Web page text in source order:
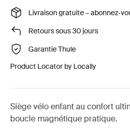
Livraison gratuite –
Retours sous 30 jours
Garantie Thule
Product Locator by Locally
Siège vélo enfant au confort
boucle magnétique pratique.